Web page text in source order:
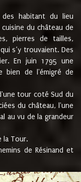
habitant du lieu
du château de
pierres de tailles,
s’y trouvaient. Des
En juin 1795 une
bien de l'émigré de
tour coté Sud du
du château, l'une
au vu de la grandeur
la Tour.
de Résinand et